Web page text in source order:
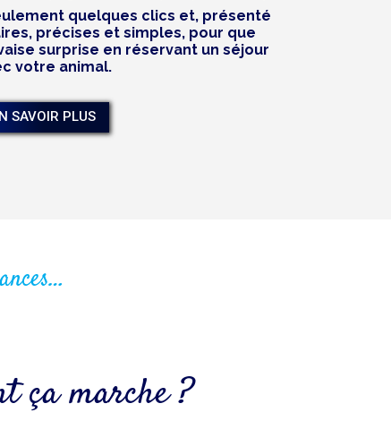
quelques clics et, présenté
précises et simples, pour que
surprise en réservant un séjour
votre animal.
SAVOIR PLUS
ça marche ?